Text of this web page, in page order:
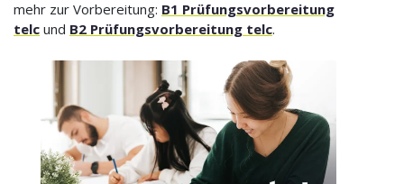
mehr zur Vorbereitung: B1 Prüfungsvorbereitung
telc und B2 Prüfungsvorbereitung telc.